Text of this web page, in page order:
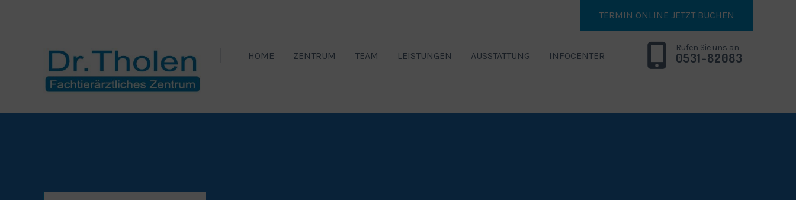
TERMIN ONLINE JETZT BUCHEN
HOME ZENTRUM TEAM LEISTUNGEN AUSSTATTUNG INFOCENTER
Rufen Sie uns an
0531-82083